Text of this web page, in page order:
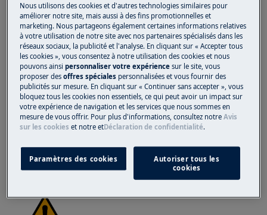
ATTENTION !RISQUE DE CHOC ÉLECTRIQUE
Avant toute opération de réparation ou
d'entretien, désactivez l'appareil et débranchez
la prise principale de la prise murale.
Nous utilisons des cookies et d'autres technologies similaires pour
améliorer notre site, mais aussi à des fins promotionnelles et
marketing. Nous partageons également certaines informations relatives
à votre utilisation de notre site avec nos partenaires spécialisés dans les
réseaux sociaux, la publicité et l'analyse. En cliquant sur « Accepter tous
les cookies », vous consentez à notre utilisation des cookies et nous
pouvons ainsipersonnaliser votre expériencesur le site, vous
proposer desoffres spéciales personnalisées et vous fournir des
publicités sur mesure. En cliquant sur « Continuer sans accepter », vous
bloquez tous les cookies non essentiels, ce qui peut avoir un impact sur
votre expérience de navigation et les services que nous sommes en
mesure de vous offrir. Pour plus d'informations, consultez notreAvis
sur les cookies et notreetDéclaration de confidentialité.
Paramètres des cookies
Autoriser tous les
cookies